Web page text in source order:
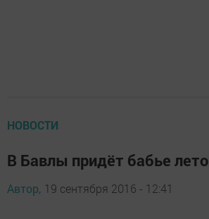
НОВОСТИ
В Бавлы придёт бабье лето
Автор, 19 сентября 2016 - 12:41